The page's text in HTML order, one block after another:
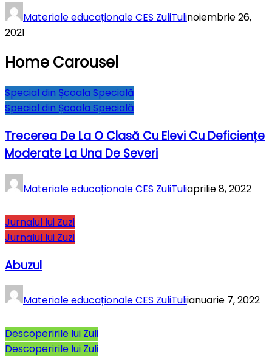
Materiale educaționale CES ZuliTulinoiembrie 26,
2021
Home Carousel
Special din Școala Specială
Special din Școala Specială
Trecerea De La O Clasă Cu Elevi Cu Deficiențe
Moderate La Una De Severi
Materiale educaționale CES ZuliTuliaprilie 8, 2022
Jurnalul lui Zuzi
Jurnalul lui Zuzi
Abuzul
Materiale educaționale CES ZuliTuliianuarie 7, 2022
Descoperirile lui Zuli
Descoperirile lui Zuli